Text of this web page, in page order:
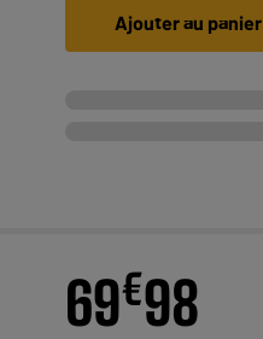
Ajouter au panier
69€98